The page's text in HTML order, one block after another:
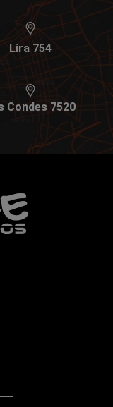
Lira 754
Condes 7520